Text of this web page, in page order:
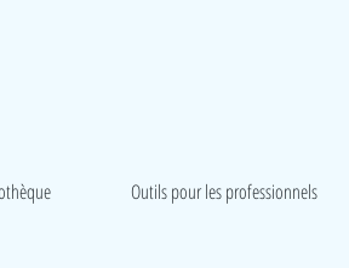
Outils pour les professionnels